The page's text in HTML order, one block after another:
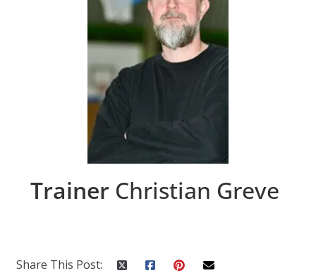
TrainerChristian Greve
Share This Post: